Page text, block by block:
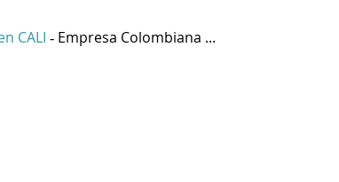
CALI - Empresa Colombiana ...